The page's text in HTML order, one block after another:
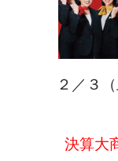
２／３
決算大